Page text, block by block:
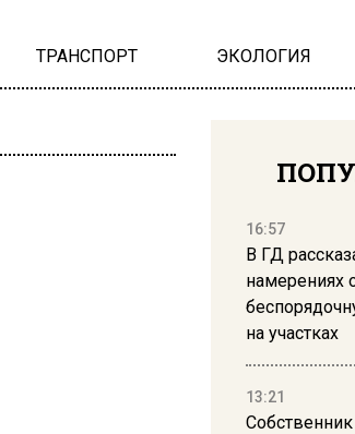
ТРАНСПОРТ ЭКОЛОГИЯ
16:57
В ГД
намерениях
на участках
13:21
Собственник